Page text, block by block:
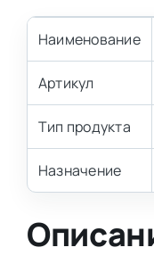
Наименование
Артикул
Тип продукта
Назначение